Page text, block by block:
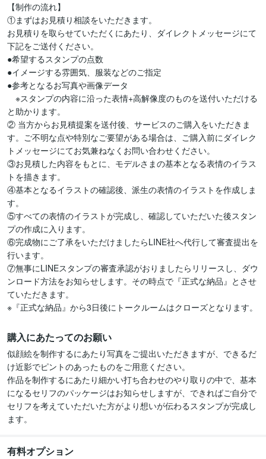
【制作の流れ】
①まずはお見積り相談をいただきます。
お見積りを取らせていただくにあたり、ダイレクトメッセージにて
下記をご送付ください。
●希望するスタンプの点数
●イメージする雰囲気、服装などのご指定
●参考となるお写真や画像データ
※スタンプの内容に沿った表情+高解像度のものを送付いただける
と助かります。
② 当方からお見積提案を送付後、サービスのご購入をいただきま
す。ご不明な点や特別なご要望がある場合は、ご購入前にダイレク
トメッセージにてお気兼ねなくお問い合わせください。
③お見積した内容をもとに、モデルさまの基本となる表情のイラス
トを描きます。
④基本となるイラストの確認後、派生の表情のイラストを作成しま
す。
⑤すべての表情のイラストが完成し、確認していただいた後スタン
プの作成に入ります。
⑥完成物にご了承をいただけましたらLINE社へ代行して審査提出を
行います。
⑦無事にLINEスタンプの審査承認がおりましたらリリースし、ダウ
ンロード方法をお知らせします。その時点で『正式な納品』とさせ
ていただきます。
※『正式な納品』から3日後にトークルームはクローズとなります。
購入にあたってのお願い
似顔絵を制作するにあたり写真をご提出いただきますが、できるだ
け近影でピントのあったものをご用意ください。
作品を制作するにあたり細かい打ち合わせのやり取りの中で、基本
になるセリフのパッケージはお知らせしますが、できればご自分で
セリフを考えていただいた方がより想いが伝わるスタンプが完成し
ます。
有料オプション